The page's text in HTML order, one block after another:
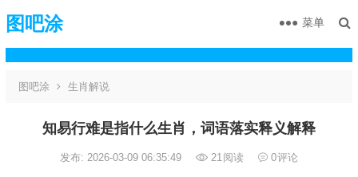
图吧涂 菜单
图吧涂 生肖解说
知易行难是指什么生肖，词语落实释义解释
发布: 2026-03-09 06:35:49 21阅读 0评论